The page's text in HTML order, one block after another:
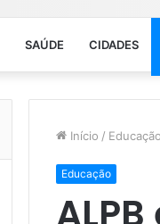
SAÚDE CIDADES
Início / Educação
Educação